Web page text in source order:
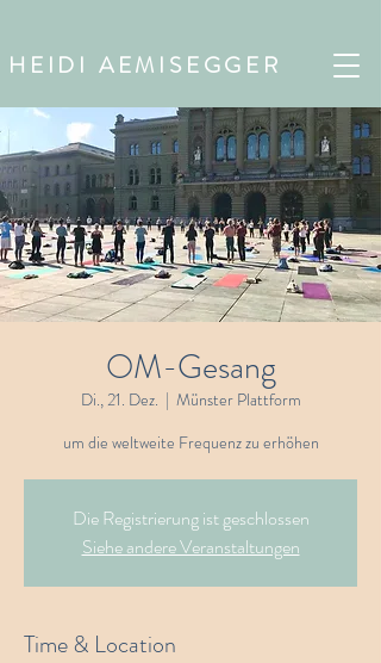
HEIDI AEMISEGGER
OM-Gesang
Di., 21. Dez.
  |
Münster Plattform
um die weltweite Frequenz zu erhöhen
Die Registrierung ist geschlossen
Siehe andere Veranstaltungen
Time & Location